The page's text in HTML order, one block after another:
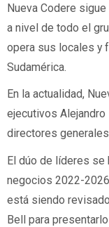
Nueva Codere
a nivel de todo el
opera sus locales y
Sudamérica.
En la actualidad,
ejecutivos Alejandro
directores
El dúo de líderes se
negocios 2022-
está siendo
Bell para